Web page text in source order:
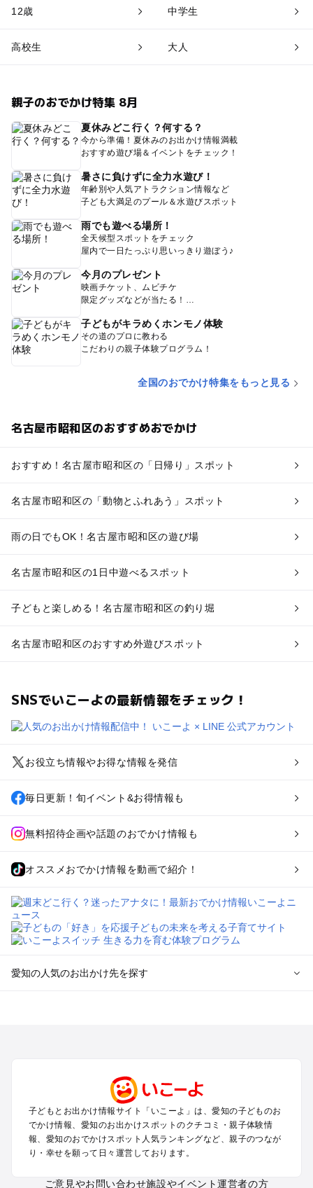
12歳 中学生
高校生 大人
親子のおでかけ特集 8月
夏休みどこ行く？何する？
今から準備！夏休みのお出かけ情報満載
おすすめ遊び場＆イベントをチェック！
暑さに負けずに全力水遊び！
年齢別や人気アトラクション情報など
子ども大満足のプール＆水遊びスポット
雨でも遊べる場所！
全天候型スポットをチェック
屋内で一日たっぷり思いっきり遊ぼう♪
今月のプレゼント
映画チケット、ムビチケ
限定グッズなどが当たる！
子どもがキラめくホンモノ体験
その道のプロに教わる
こだわりの親子体験プログラム！
全国のおでかけ特集をもっと見る
名古屋市昭和区のおすすめおでかけ
おすすめ！名古屋市昭和区の「日帰り」スポット
名古屋市昭和区の「動物とふれあう」スポット
雨の日でもOK！名古屋市昭和区の遊び場
名古屋市昭和区の1日中遊べるスポット
子どもと楽しめる！名古屋市昭和区の釣り堀
名古屋市昭和区のおすすめ外遊びスポット
SNSでいこーよの最新情報をチェック！
お役立ち情報やお得な情報を発信
毎日更新！旬イベント&お得情報も
無料招待企画や話題のおでかけ情報も
オススメおでかけ情報を動画で紹介！
愛知の人気のお出かけ先を探す
犬山・一宮・小牧・瀬戸・各務原・尾張のプールお出かけ
知多半島（常滑・半田・南知多）のプールお出かけ
愛知の定番お出かけスポット
愛知の遊園地
子どもとお出かけ情報サイト「いこーよ」は、愛知の子どものお
でかけ情報、愛知のお出かけスポットのクチコミ・親子体験情
報、愛知のおでかけスポット人気ランキングなど、親子のつなが
り・幸せを願って日々運営しております。
ご意見やお問い合わせ施設やイベント運営者の方